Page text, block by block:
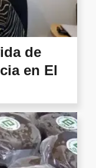
de
en El